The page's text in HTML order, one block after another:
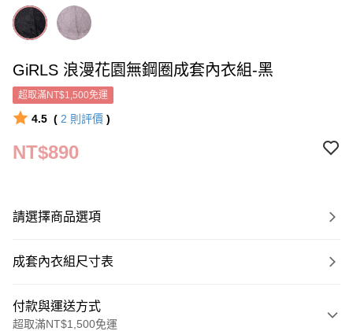
GiRLS 浪漫花園無鋼圈成套內衣組-黑
超取滿NT$1,500免運
4.5 ( 2 則評價 )
NT$890
請選擇商品選項
成套內衣組尺寸表
付款與運送方式
超取滿NT$1,500免運